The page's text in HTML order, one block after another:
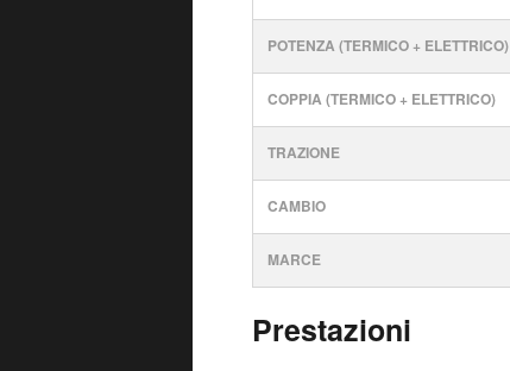
POTENZA (TERMICO + ELETTRICO)
COPPIA (TERMICO + ELETTRICO)
TRAZIONE
CAMBIO
MARCE
Prestazioni